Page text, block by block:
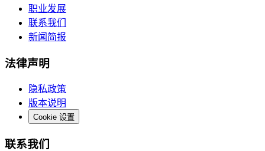
职业发展
联系我们
新闻简报
法律声明
隐私政策
版本说明
Cookie 设置
联系我们